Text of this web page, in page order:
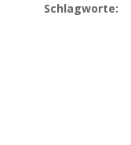
Schlagworte: